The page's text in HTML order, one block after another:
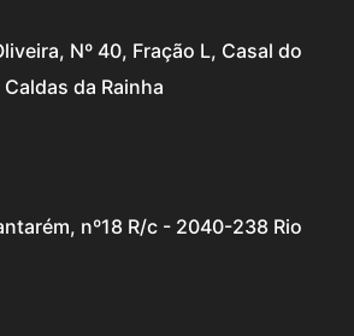
Nº 40, Fração L, Casal do
da Rainha
nº18 R/c - 2040-238 Rio